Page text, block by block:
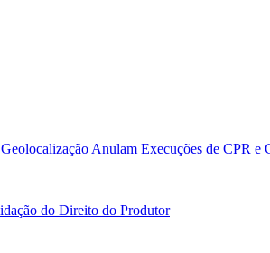
Anulam Execuções de CPR e
do Direito do Produtor